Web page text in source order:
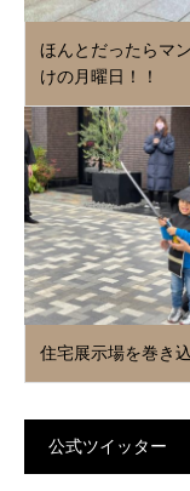
ほんとだったらマ
けの月曜日！！
住宅展示場を巻き
公式ツイッター